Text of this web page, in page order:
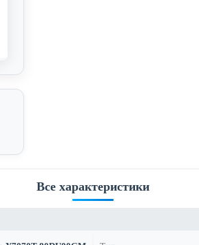
Все характеристики